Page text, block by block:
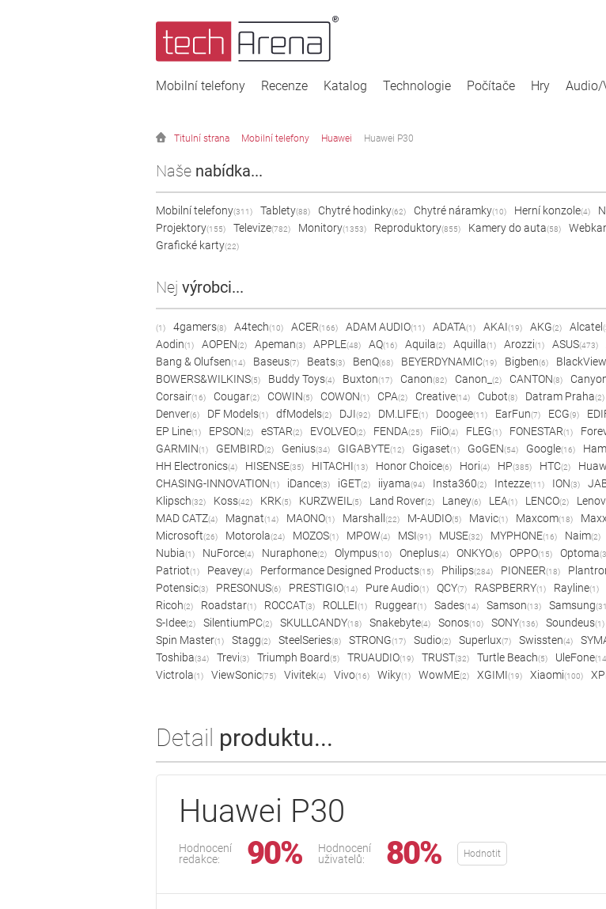
Mobilní telefony Recenze Katalog Technologie Počítače Hry Audio/
Titulní strana Mobilní telefony Huawei Huawei P30
Naše nabídka...
Mobilní telefony(311) Tablety(88) Chytré hodinky(62) Chytré náramky(10) Herní konzole(4)
Projektory(155) Televize(782) Monitory(1353) Reproduktory(855) Kamery do auta(58)
Grafické karty(22)
Nej výrobci...
(1) 4gamers(8) A4tech(10) ACER(166) ADAM AUDIO(11) ADATA(1) AKAI(19) AKG(2) Alcatel
Aodin(1) AOPEN(2) Apeman(3) APPLE(48) AQ(16) Aquila(2) Aquilla(1) Arozzi(1) ASUS(473)
Bang & Olufsen(14) Baseus(7) Beats(3) BenQ(68) BEYERDYNAMIC(19) Bigben(6) BlackView
BOWERS&WILKINS(5) Buddy Toys(4) Buxton(17) Canon(82) Canon_ (2) CANTON(8)
Corsair(16) Cougar(2) COWIN(5) COWON(1) CPA(2) Creative(14) Cubot(8) Datram Praha(2)
Denver(6) DF Models(1) dfModels(2) DJI(92) DM.LIFE(1) Doogee(11) EarFun(7) ECG(9)
EP Line(1) EPSON(2) eSTAR(2) EVOLVEO(2) FENDA(25) FiiO(4) FLEG(1) FONESTAR(1)
GARMIN(1) GEMBIRD(2) Genius(34) GIGABYTE(12) Gigaset(1) GoGEN(54) Google(16)
HH Electronics(4) HISENSE(35) HITACHI(13) Honor Choice(6) Hori(4) HP(385) HTC(2)
CHASING-INNOVATION(1) iDance(3) iGET(2) iiyama(94) Insta360(2) Intezze(11) ION(3)
Klipsch(32) Koss(42) KRK(5) KURZWEIL(5) Land Rover(2) Laney(6) LEA(1) LENCO(2)
MAD CATZ(4) Magnat(14) MAONO(1) Marshall (22) M-AUDIO(5) Mavic(1) Maxcom(18)
Microsoft(26) Motorola(24) MOZOS(1) MPOW(4) MSI(91) MUSE(32) MYPHONE(16) Naim(2)
Nubia(1) NuForce(4) Nuraphone(2) Olympus(10) Oneplus(4) ONKYO(6) OPPO(15) Optoma
Patriot(1) Peavey(4) Performance Designed Products(15) Philips(284) PIONEER(18)
Potensic(3) PRESONUS(6) PRESTIGIO(14) Pure Audio(1) QCY(7) RASPBERRY(1) Rayline(1)
Ricoh(2) Roadstar(1) ROCCAT(3) ROLLEI(1) Ruggear(1) Sades(14) Samson(13) Samsung
S-Idee(2) SilentiumPC(2) SKULLCANDY(18) Snakebyte(4) Sonos(10) SONY(136) Soundeus(1)
Spin Master(1) Stagg(2) SteelSeries(8) STRONG(17) Sudio(2) Superlux(7) Swissten(4)
Toshiba(34) Trevi(3) Triumph Board(5) TRUAUDIO(19) TRUST(32) Turtle Beach(5) UleFone
Victrola(1) ViewSonic(75) Vivitek(4) Vivo(16) Wiky(1) WowME(2) XGIMI(19) Xiaomi(100)
Detail produktu...
Huawei P30
Hodnocení
redakce:
90%
Hodnocení
uživatelů:
80% Hodnotit